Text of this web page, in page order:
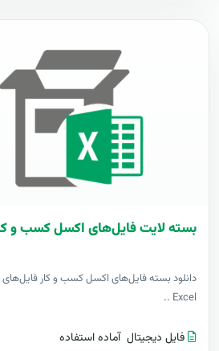
بسته لایت فایل‌های اکسل کسب و
دانلود بسته فایل‌های اکسل کسب و کار فایل‌های
Excel ..
فایل دیجیتال آماده استفاده